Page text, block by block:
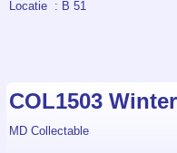
Locatie : B 51
COL1503
MD Collectable